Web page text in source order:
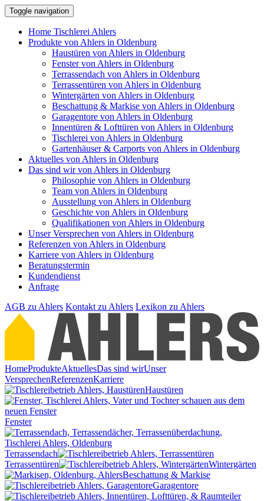
Toggle navigation
Home Tischlerei Ahlers
Produkte von Ahlers in Oldenburg
Haustüren von Ahlers in Oldenburg
Fenstervon Ahlers in Oldenburg
Terrassendach von Ahlers in Oldenburg
Terrassentüren von Ahlers in Oldenburg
Wintergärten von Ahlers in Oldenburg
Beschattung & Markise von Ahlers in Oldenburg
Garagentore von Ahlers in Oldenburg
Innentüren & Lofttüren von Ahlers in Oldenburg
Tischlerei von Ahlers in Oldenburg
Gartenhäuser & Carports von Ahlers in Oldenburg
Aktuelles von Ahlers in Oldenburg
Das sind wirvon Ahlers in Oldenburg
Philosophie von Ahlers in Oldenburg
Team von Ahlers in Oldenburg
Ausstellung von Ahlers in Oldenburg
Geschichte von Ahlers in Oldenburg
Qualifikationen von Ahlers in Oldenburg
Unser Versprechen von Ahlers in Oldenburg
Referenzen von Ahlers in Oldenburg
Karriere von Ahlers in Oldenburg
Beratungstermin
Kundendienst
Anfrage
AGB zu Ahlers Kontakt zu Ahlers Lexikon zu Ahlers
HomeProdukteAktuellesDas sind wirUnser
VersprechenReferenzenKarriere
Haustüren
Fenster
Terrassendach
Terrassentüren
Wintergärten
Beschattung & Markise
Garagentore